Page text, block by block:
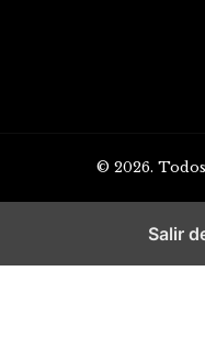
© 2026.
Salir